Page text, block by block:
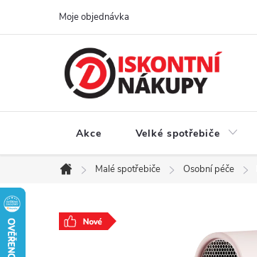
Moje objednávka
Akce Velké spotřebiče
Domů
Malé spotřebiče Osobní péče